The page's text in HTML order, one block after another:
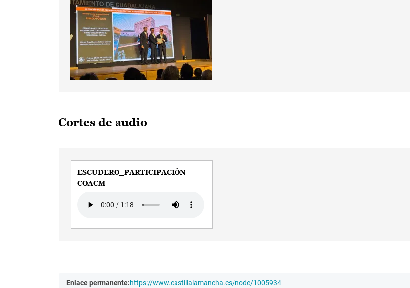
Cortes de audio
ESCUDERO_PARTICIPACIÓN
COACM
Enlace permanente:https://www.castillalamancha.es/node/1005934